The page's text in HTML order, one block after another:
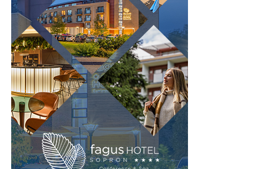
În același timp, organizarea compactă permite
amplasarea mai multor corpuri de mobilier fără ca
încăperea să devină aglomerată. Astfel, confortul
utilizatorilor este menținut chiar și în perioadele cu
trafic intens.
Prin valorificarea eficientă a spațiului disponibil,
vestiarele tip NEST contribuie la amenajarea unor zone
de echipare funcționale și bine organizate.
Rezistență pentru utilizare